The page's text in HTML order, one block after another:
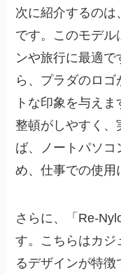
次に紹介するのは
です。このモデル
ンや旅行に最適
ら、プラダのロ
トな印象を与え
整頓がしやすく、
ば、ノートパソコ
め、仕事での使用
さらに、「Re-
す。こちらはカジ
るデザインが特